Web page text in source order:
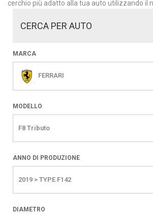
cerchio più adatto alla tua auto utilizzando il
CERCA PER AUTO
MARCA
FERRARI
MODELLO
F8 Tributo
ANNO DI PRODUZIONE
2019 > TYPE F142
DIAMETRO